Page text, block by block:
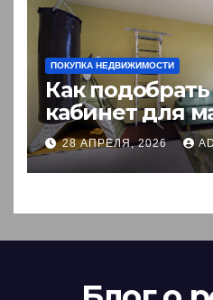
ПОКУПКА НЕДВИЖИМОСТИ
Как
кабинет для
пошаговый
28 АПРЕЛЯ, 2026